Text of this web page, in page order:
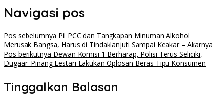
Navigasi pos
Pos sebelumnya Pil PCC dan Tangkapan Minuman Alkohol
Merusak Bangsa, Harus di Tindaklanjuti Sampai Keakar – Akarnya
Pos berikutnya Dewan Komisi 1 Berharap, Polisi Terus Selidiki,
Dugaan Pinang Lestari Lakukan Oplosan Beras Tipu Konsumen
Tinggalkan Balasan